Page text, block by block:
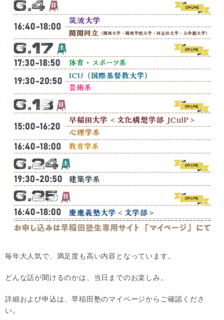
毎年大人気で、満足度も高い内容となっています。
どんな話が聞けるのかは、当日までのお楽しみ。
詳細および申込は、早稲田塾のマイページからご確認くださ
い。